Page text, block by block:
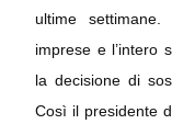
ultime
imprese e l’intero
la decisione di
Così il presidente